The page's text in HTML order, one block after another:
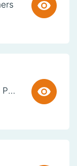
Bookaroo Phone Pocket - Brown